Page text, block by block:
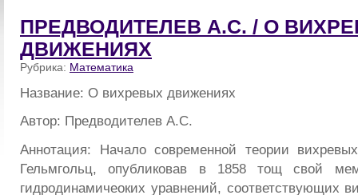
ПРЕДВОДИТЕЛЕВ А.С. / О
ДВИЖЕНИЯХ
Рубрика: Математика
Название: О вихревых движениях
Автор: Предводителев А.С.
Аннотация: Начало современной теории
Гельмгольц, опубликовав в 1858 тощ свой
гидродинамичеоких уравнений, соответствующих